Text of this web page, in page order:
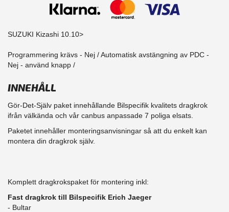
SUZUKI Kizashi 10.10>
Programmering krävs - Nej / Automatisk avstängning av PDC -
Nej - använd knapp /
INNEHÅLL
Gör-Det-Själv paket innehållande Bilspecifik kvalitets dragkrok
ifrån välkända och vår canbus anpassade 7 poliga elsats.
Paketet innehåller monteringsanvisningar så att du enkelt kan
montera din dragkrok själv.
Komplett dragkrokspaket för montering inkl:
Fast dragkrok till Bilspecifik Erich Jaeger
- Bultar